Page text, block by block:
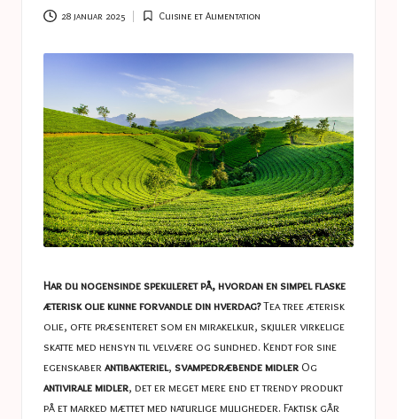
s
t
u
c
e
s
28 januar 2025
Posted
Cuisine et Alimentation
Har du nogensinde spekuleret på, hvordan en simpel flaske
æterisk olie kunne forvandle din hverdag?Tea tree æterisk
olie, ofte præsenteret som en mirakelkur, skjuler virkelige
skatte med hensyn til velvære og sundhed. Kendt for sine
egenskaber antibakteriel, svampedræbende midlerOg
antivirale midler, det er meget mere end et trendy produkt
på et marked mættet med naturlige muligheder. Faktisk går